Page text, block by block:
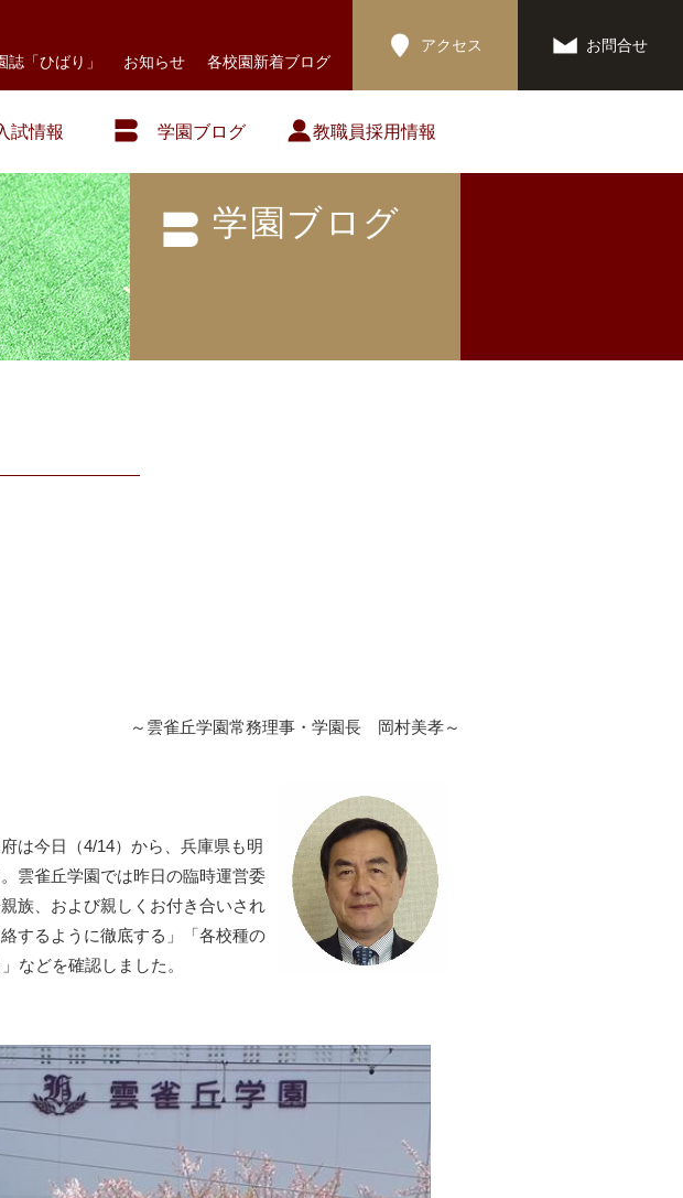
誌「ひばり」 お知らせ 各校園新着ブログ
アクセス お問合せ
試情報 学園ブログ 教職員採用情報
学園ブログ
～雲雀丘学園常務理事・学園長 岡村美孝～
は今日（4/14）から、兵庫県も明
雲雀丘学園では昨日の臨時運営委
族、および親しくお付き合いされ
するように徹底する」「各校種の
などを確認しました。